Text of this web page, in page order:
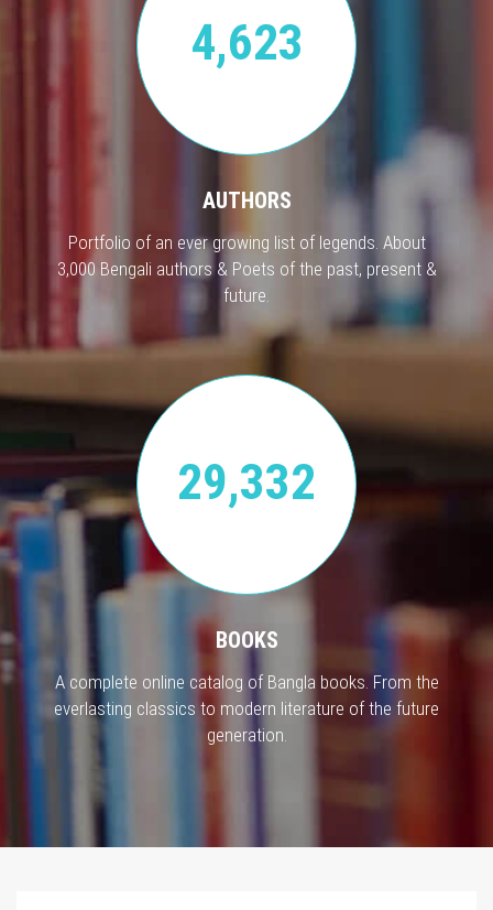
4,623
AUTHORS
Portfolio of an ever growing list of legends. About
3,000 Bengali authors & Poets of the past, present &
future.
29,332
BOOKS
A complete online catalog of Bangla books. From the
everlasting classics to modern literature of the future
generation.